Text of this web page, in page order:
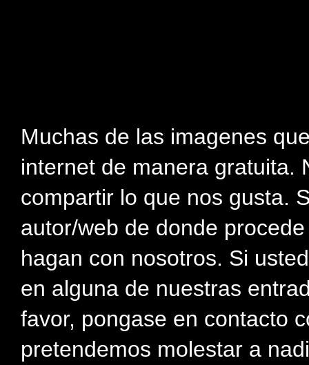
Muchas de las imagenes
internet de manera gratuita.
compartir lo que nos gusta.
autor/web de donde
hagan con nosotros. Si
en alguna de nuestras
favor, pongase en contacto
pretendemos molestar a